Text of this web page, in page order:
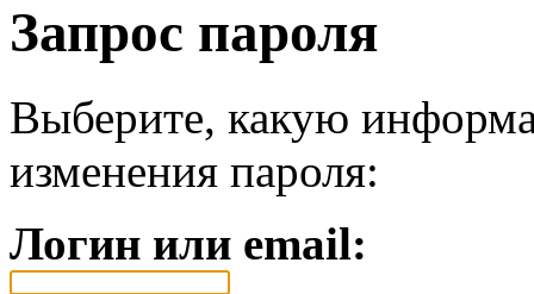
Запрос пароля
Выберите, какую
изменения пароля:
Логин или email: